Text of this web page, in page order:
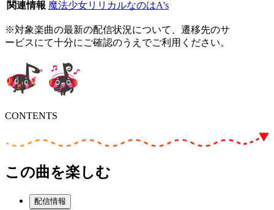
関連情報 魔法少女リリカルなのはA's
※対象楽曲の最新の配信状況について、遷移先のサ
ービスにて十分にご確認のうえでご利用ください。
CONTENTS
この曲を楽しむ
配信情報